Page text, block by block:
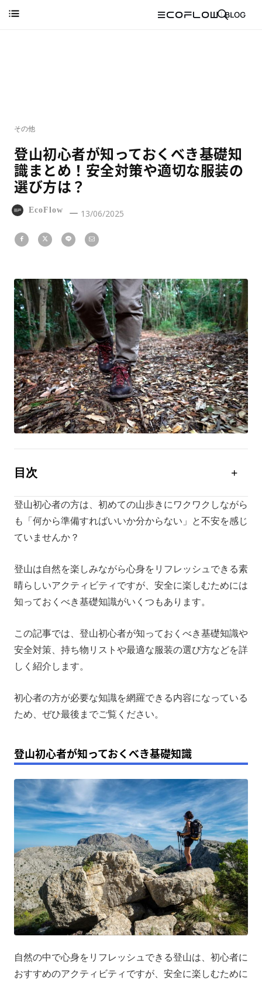
その他
登山初心者が知っておくべき基礎知
識まとめ！安全対策や適切な服装の
選び方は？
EcoFlow 13/06/2025
目次
登山初心者が知っておくべき安全対策
登山初心者のための持ち物リスト
登山初心者のよくある質問
まとめ
登山初心者の方は、初めての山歩きにワクワクしながら
も「何から準備すればいいか分からない」と不安を感じ
ていませんか？
登山は自然を楽しみながら心身をリフレッシュできる素
晴らしいアクティビティですが、安全に楽しむためには
知っておくべき基礎知識がいくつもあります。
この記事では、登山初心者が知っておくべき基礎知識や
安全対策、持ち物リストや最適な服装の選び方などを詳
しく紹介します。
初心者の方が必要な知識を網羅できる内容になっている
ため、ぜひ最後までご覧ください。
登山初心者が知っておくべき基礎知識
自然の中で心身をリフレッシュできる登山は、初心者に
おすすめのアクティビティですが、安全に楽しむために